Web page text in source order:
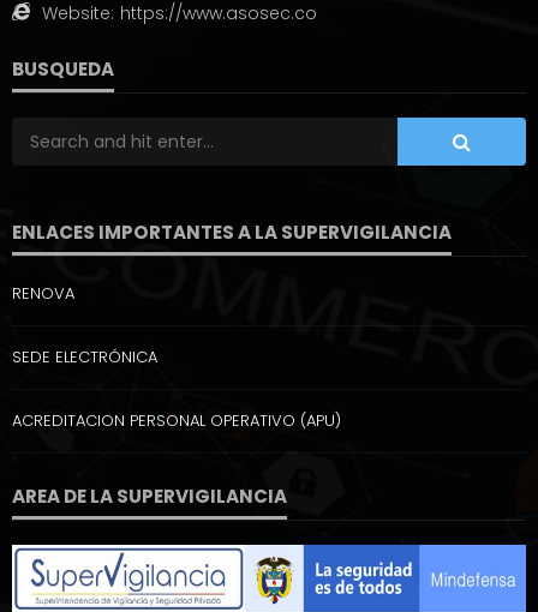
Website: https://www.asosec.co
BUSQUEDA
ENLACES IMPORTANTES A LA SUPERVIGILANCIA
RENOVA
SEDE ELECTRÓNICA
ACREDITACION PERSONAL OPERATIVO (APU)
AREA DE LA SUPERVIGILANCIA